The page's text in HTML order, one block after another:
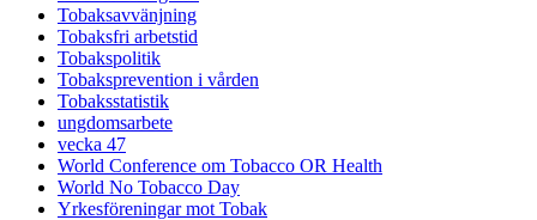
Tobaksavvänjning
Tobaksfri arbetstid
Tobakspolitik
Tobaksprevention i vården
Tobaksstatistik
ungdomsarbete
vecka 47
World Conference om Tobacco OR Health
World No Tobacco Day
Yrkesföreningar mot Tobak